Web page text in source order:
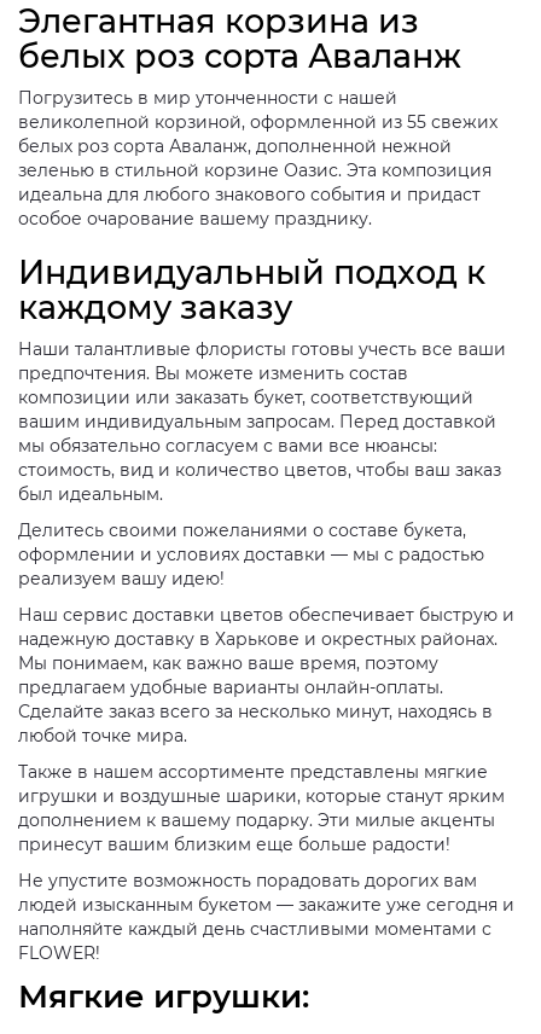
Элегантная корзина из
белых роз сорта Аваланж
Погрузитесь в мир утонченности с нашей
великолепной корзиной, оформленной из 55 свежих
белых роз сорта Аваланж, дополненной нежной
зеленью в стильной корзине Оазис. Эта композиция
идеальна для любого знакового события и придаст
особое очарование вашему празднику.
Индивидуальный подход к
каждому заказу
Наши талантливые флористы готовы учесть все ваши
предпочтения. Вы можете изменить состав
композиции или заказать букет, соответствующий
вашим индивидуальным запросам. Перед доставкой
мы обязательно согласуем с вами все нюансы:
стоимость, вид и количество цветов, чтобы ваш заказ
был идеальным.
Делитесь своими пожеланиями о составе букета,
оформлении и условиях доставки — мы с радостью
реализуем вашу идею!
Наш сервис доставки цветов обеспечивает быструю и
надежную доставку в Харькове и окрестных районах.
Мы понимаем, как важно ваше время, поэтому
предлагаем удобные варианты онлайн-оплаты.
Сделайте заказ всего за несколько минут, находясь в
любой точке мира.
Также в нашем ассортименте представлены мягкие
игрушки и воздушные шарики, которые станут ярким
дополнением к вашему подарку. Эти милые акценты
принесут вашим близким еще больше радости!
Не упустите возможность порадовать дорогих вам
людей изысканным букетом — закажите уже сегодня и
наполняйте каждый день счастливыми моментами с
FLOWER!
Мягкие игрушки: